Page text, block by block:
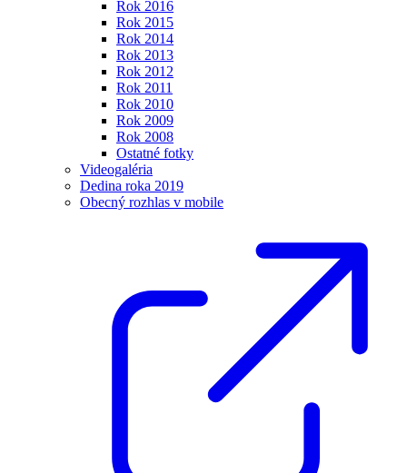
Rok 2016
Rok 2015
Rok 2014
Rok 2013
Rok 2012
Rok 2011
Rok 2010
Rok 2009
Rok 2008
Ostatné fotky
Videogaléria
Dedina roka 2019
Obecný rozhlas v mobile